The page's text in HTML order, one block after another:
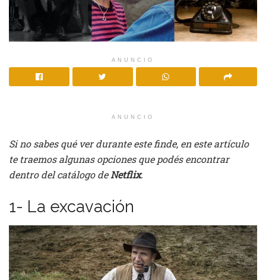
ANUNCIO
ANUNCIO
Si no sabes qué ver durante este finde, en este artículo
te traemos algunas opciones que podés encontrar
dentro del catálogo deNetflix.
1- La excavación